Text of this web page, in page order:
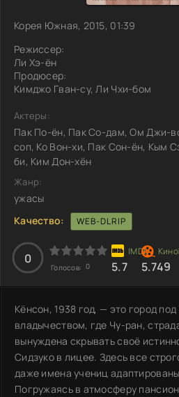
Корея Южная, 2015, 01:39
Режиссер:
Ли Хэ-ён
Продюсер:
Кимджо Гван-су, Ли Чхи-бом
Актеры:
Пак По-ён, Пак Со-дам, Ом Джи-
соп, Ко Вон-хи, Пак Сон-ён, Кым
би, Ким Дон-хён
Жанр:
ужасы
Качество:
WEB-DLRIP
0
Голосов: 0 5.7 5.749
Кёнсон, 1938 год, — это город
владычеством, где Чу-ран,
вынуждена скрывать своё
Сидзуко в лицее. Здесь все
даже имена учениц
Погружаясь в атмосферу